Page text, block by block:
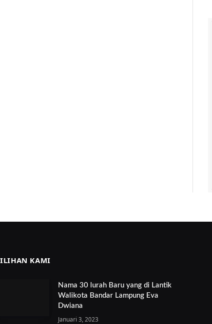
KAMI
Nama 30 lurah Baru yang di Lantik
Walikota Bandar Lampung Eva
Dwiana
Januari 3, 2023